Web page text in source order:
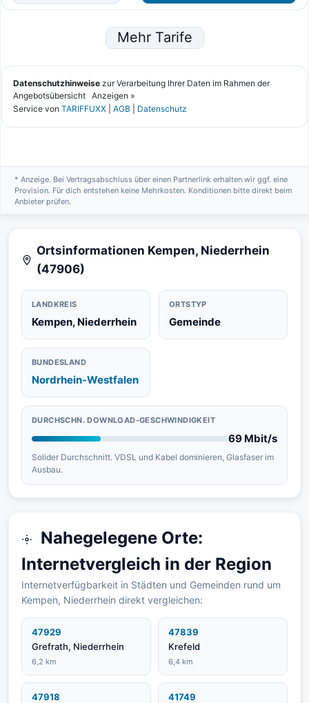
* Anzeige. Bei Vertragsabschluss über einen Partnerlink erhalten wir ggf. eine
Provision. Für dich entstehen keine Mehrkosten. Konditionen bitte direkt beim
Anbieter prüfen.
Ortsinformationen Kempen, Niederrhein
(47906)
LANDKREIS
Kempen, Niederrhein
ORTSTYP
Gemeinde
BUNDESLAND
Nordrhein-Westfalen
DURCHSCHN. DOWNLOAD-GESCHWINDIGKEIT
69 Mbit/s
Solider Durchschnitt. VDSL und Kabel dominieren, Glasfaser im
Ausbau.
Nahegelegene Orte:
Internetvergleich in der Region
Internetverfügbarkeit in Städten und Gemeinden rund um
Kempen, Niederrhein direkt vergleichen:
47929
Grefrath, Niederrhein
6,2 km
47839
Krefeld
6,4 km
47918
41749